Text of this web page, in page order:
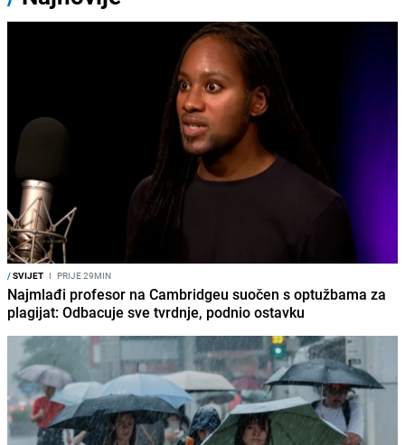
/SVIJET I PRIJE 29MIN
Najmlađi profesor na Cambridgeu suočen s optužbama za
plagijat: Odbacuje sve tvrdnje, podnio ostavku